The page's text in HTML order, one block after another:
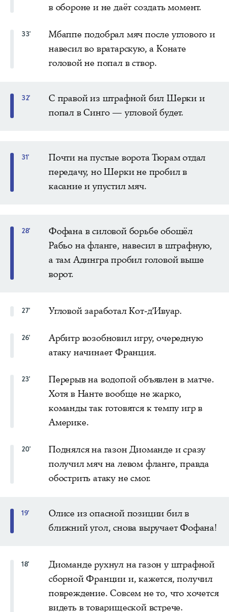
в обороне и не даёт создать момент.
33'
Мбаппе подобрал мяч после углового и
навесил во вратарскую, а Конате
головой не попал в створ.
32'
С правой из штрафной бил Шерки и
попал в Синго — угловой будет.
31'
Почти на пустые ворота Тюрам отдал
передачу, но Шерки не пробил в
касание и упустил мяч.
28'
Фофана в силовой борьбе обошёл
Рабьо на фланге, навесил в штрафную,
а там Адингра пробил головой выше
ворот.
27' Угловой заработал Кот-д’Ивуар.
26'
Арбитр возобновил игру, очередную
атаку начинает Франция.
23'
Перерыв на водопой объявлен в матче.
Хотя в Нанте вообще не жарко,
команды так готовятся к темпу игр в
Америке.
20'
Поднялся на газон Диоманде и сразу
получил мяч на левом фланге, правда
обострить атаку не смог.
19'
Олисе из опасной позиции бил в
ближний угол, снова выручает Фофана!
18'
Диоманде рухнул на газон у штрафной
сборной Франции и, кажется, получил
повреждение. Совсем не то, что хочется
видеть в товарищеской встрече.